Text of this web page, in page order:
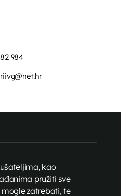
984
kao
pružiti sve
zatrebati, te